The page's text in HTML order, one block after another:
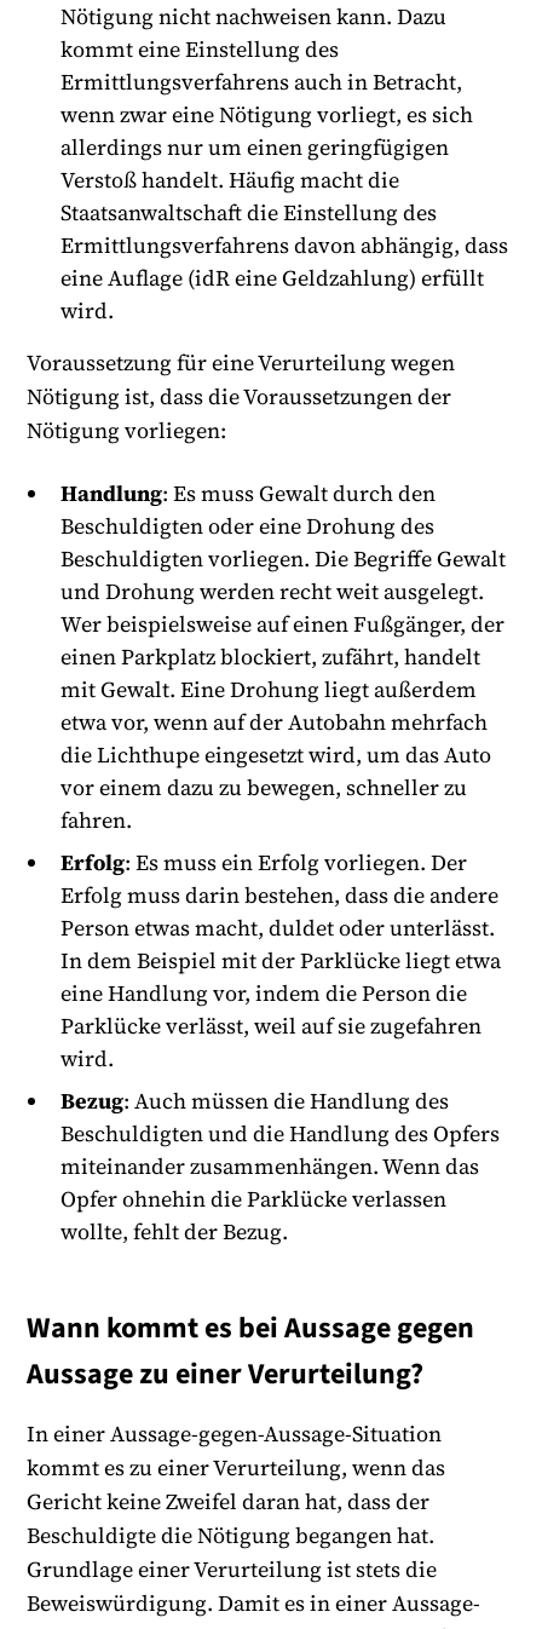
Nötigung nicht nachweisen kann. Dazu
kommt eine Einstellung des
Ermittlungsverfahrens auch in Betracht,
wenn zwar eine Nötigung vorliegt, es sich
allerdings nur um einen geringfügigen
Verstoß handelt. Häufig macht die
Staatsanwaltschaft die Einstellung des
Ermittlungsverfahrens davon abhängig, dass
eine Auflage (idR eine Geldzahlung) erfüllt
wird.
Voraussetzung für eine Verurteilung wegen
Nötigung ist, dass die Voraussetzungen der
Nötigung vorliegen:
Handlung: Es muss Gewalt durch den
Beschuldigten oder eine Drohung des
Beschuldigten vorliegen. Die Begriffe Gewalt
und Drohung werden recht weit ausgelegt.
Wer beispielsweise auf einen Fußgänger, der
einen Parkplatz blockiert, zufährt, handelt
mit Gewalt. Eine Drohung liegt außerdem
etwa vor, wenn auf der Autobahn mehrfach
die Lichthupe eingesetzt wird, um das Auto
vor einem dazu zu bewegen, schneller zu
fahren.
Erfolg: Es muss ein Erfolg vorliegen. Der
Erfolg muss darin bestehen, dass die andere
Person etwas macht, duldet oder unterlässt.
In dem Beispiel mit der Parklücke liegt etwa
eine Handlung vor, indem die Person die
Parklücke verlässt, weil auf sie zugefahren
wird.
Bezug: Auch müssen die Handlung des
Beschuldigten und die Handlung des Opfers
miteinander zusammenhängen. Wenn das
Opfer ohnehin die Parklücke verlassen
wollte, fehlt der Bezug.
Wann kommt es bei Aussage gegen
Aussage zu einer Verurteilung?
In einer Aussage-gegen-Aussage-Situation
kommt es zu einer Verurteilung, wenn das
Gericht keine Zweifel daran hat, dass der
Beschuldigte die Nötigung begangen hat.
Grundlage einer Verurteilung ist stets die
Beweiswürdigung. Damit es in einer Aussage-